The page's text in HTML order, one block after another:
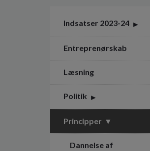
Indsatser 2023-24
Entreprenørskab
Læsning
Politik
Principper
Dannelse af